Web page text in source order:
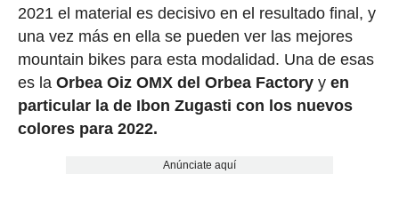
2021 el material es decisivo en el resultado final, y
una vez más en ella se pueden ver las mejores
mountain bikes para esta modalidad. Una de esas
es la Orbea Oiz OMX del Orbea Factoryy en
particular la de Ibon Zugasti con los nuevos
colores para 2022.
Anúnciate aquí